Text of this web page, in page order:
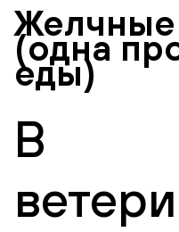
Желчные
(одна
еды)
В